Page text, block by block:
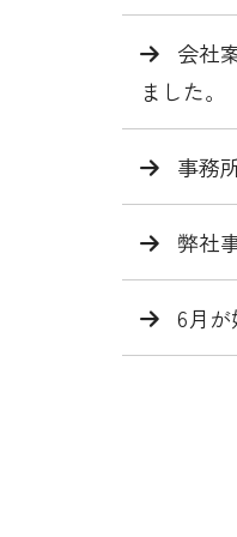
会社
ました。
事務
弊社
6月